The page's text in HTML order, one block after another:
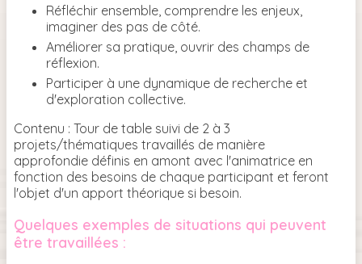
Réfléchir ensemble, comprendre les enjeux,
imaginer des pas de côté.
Améliorer sa pratique, ouvrir des champs de
réflexion.
Participer à une dynamique de recherche et
d'exploration collective.
Contenu : Tour de table suivi de 2 à 3
projets/thématiques travaillés de manière
approfondie définis en amont avec l'animatrice en
fonction des besoins de chaque participant et feront
l'objet d'un apport théorique si besoin.
Quelques exemples de situations qui peuvent
être travaillées :